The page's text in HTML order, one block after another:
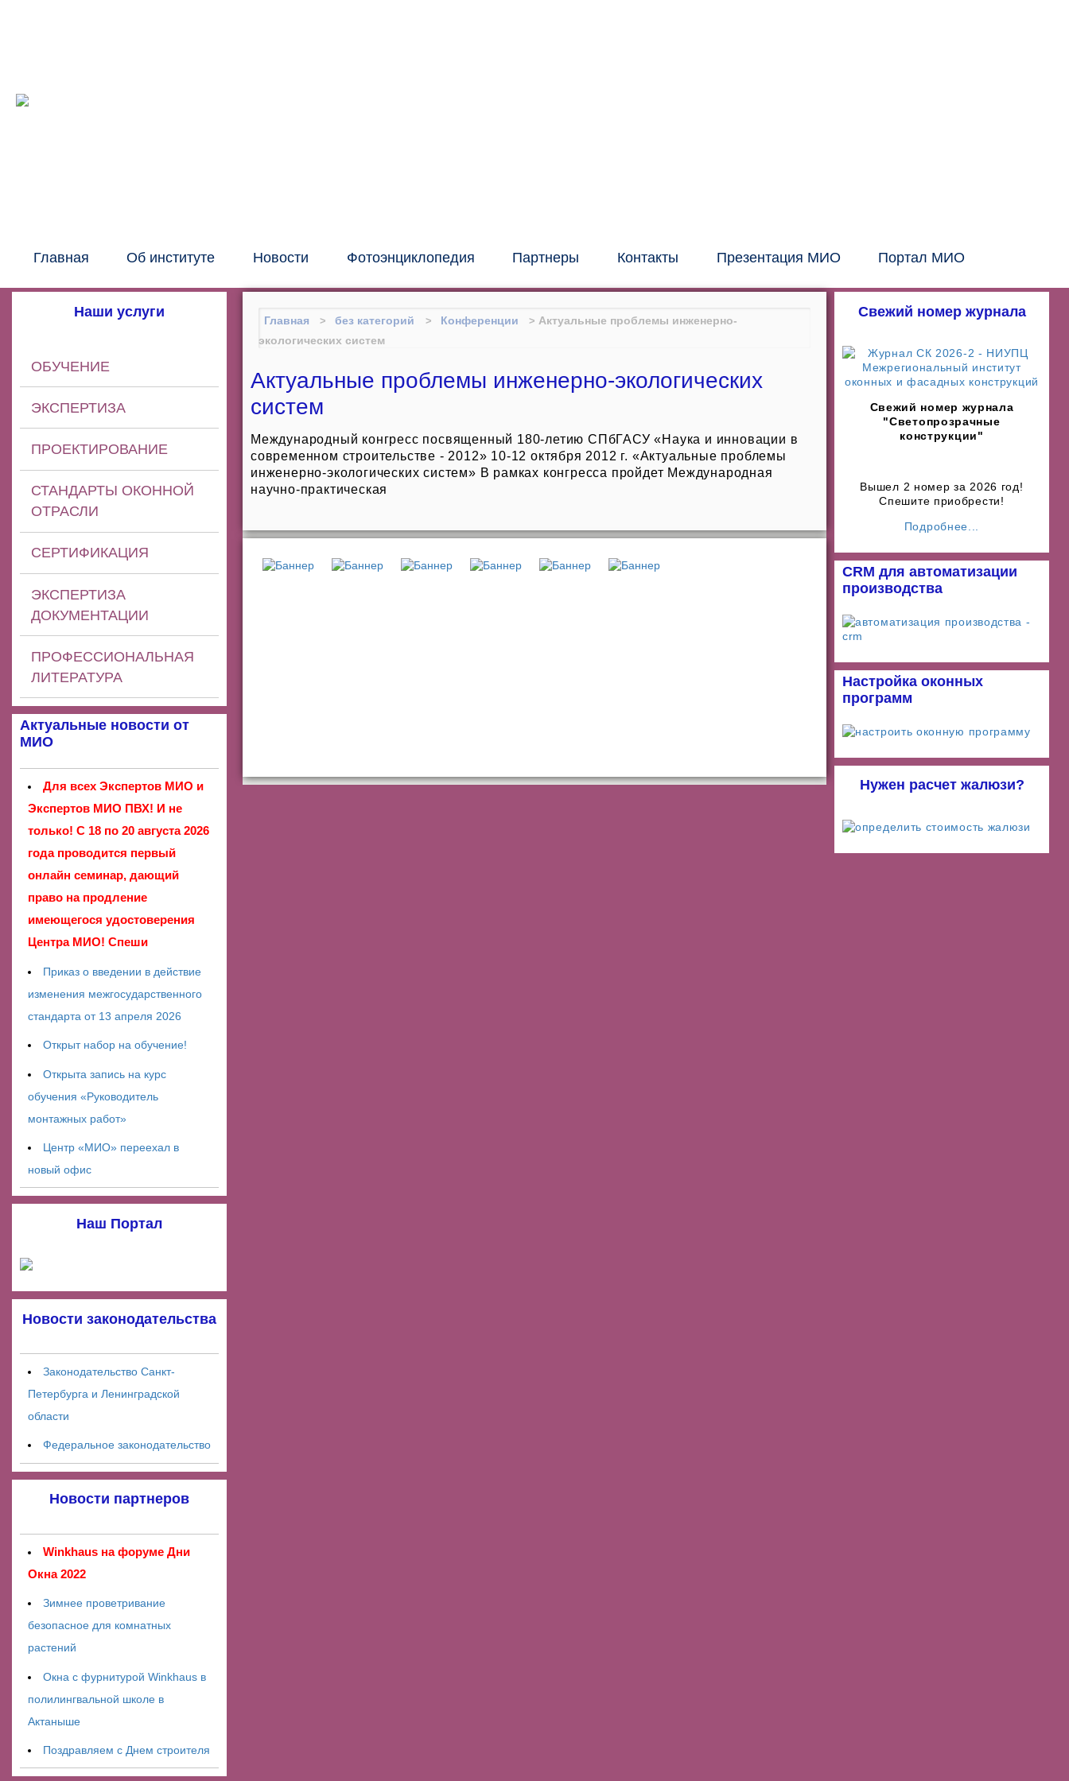
Главная Об институте Новости Фотоэнциклопедия Партнеры Контакты Презентация МИО Портал МИО
Наши услуги
ОБУЧЕНИЕ
ЭКСПЕРТИЗА
ПРОЕКТИРОВАНИЕ
СТАНДАРТЫ ОКОННОЙ
ОТРАСЛИ
СЕРТИФИКАЦИЯ
ЭКСПЕРТИЗА
ДОКУМЕНТАЦИИ
ПРОФЕССИОНАЛЬНАЯ
ЛИТЕРАТУРА
Актуальные новости от
МИО
Для всех Экспертов МИО и
Экспертов МИО ПВХ! И не
только! С 18 по 20 августа 2026
года проводится первый
онлайн семинар, дающий
право на продление
имеющегося удостоверения
Центра МИО! Спеши
Приказ о введении в действие
изменения межгосударственного
стандарта от 13 апреля 2026
Открыт набор на обучение!
Открыта запись на курс
обучения «Руководитель
монтажных работ»
Центр «МИО» переехал в
новый офис
Наш Портал
Новости законодательства
Законодательство Санкт-
Петербурга и Ленинградской
области
Федеральное законодательство
Новости партнеров
Winkhaus на форуме Дни
Окна 2022
Зимнее проветривание
безопасное для комнатных
растений
Окна с фурнитурой Winkhaus в
полилингвальной школе в
Актаныше
Поздравляем с Днем строителя
Главная без категорий Конференции
Актуальные проблемы инженерно-
экологических систем
Актуальные проблемы инженерно-экологических
систем
Международный конгресс посвященный 180-летию СПбГАСУ «Наука и инновации в
современном строительстве - 2012» 10-12 октября 2012 г. «Актуальные проблемы
инженерно-экологических систем» В рамках конгресса пройдет Международная
научно-практическая
Свежий номер журнала
Свежий номер журнала
"Светопрозрачные
конструкции"
Вышел 2 номер за 2026 год!
Спешите приобрести!
Подробнее...
CRM для автоматизации
производства
Настройка оконных
программ
Нужен расчет жалюзи?